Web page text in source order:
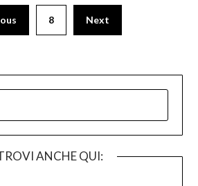
8 Next
ANCHE QUI: